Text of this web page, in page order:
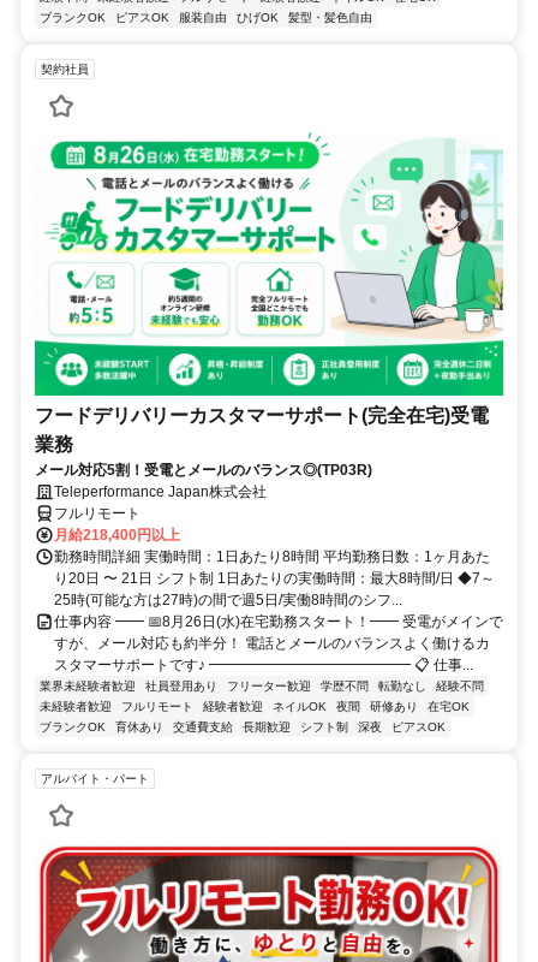
ブランクOK
ピアスOK 服装自由 ひげOK 髪型・髪色自由
契約社員
フードデリバリーカスタマーサポート(完全在宅)受電
業務
メール対応5割！受電とメールのバランス◎(TP03R)
Teleperformance Japan株式会社
フルリモート
月給218,400円以上
勤務時間詳細 実働時間：1日あたり8時間 平均勤務日数：1ヶ月あた
り20日 〜 21日 シフト制 1日あたりの実働時間：最大8時間/日 ◆7～
25時(可能な方は27時)の間で週5日/実働8時間のシフ...
仕事内容 ━━ 📅8月26日(水)在宅勤務スタート！━━ 受電がメインで
すが、メール対応も約半分！ 電話とメールのバランスよく働けるカ
スタマーサポートです♪ ━━━━━━━━━━━━━━ 📋 仕事...
業界未経験者歓迎 社員登用あり フリーター歓迎 学歴不問 転勤なし
経験不問
未経験者歓迎
フルリモート 経験者歓迎 ネイルOK 夜間 研修あり
在宅OK
ブランクOK
育休あり 交通費支給 長期歓迎 シフト制 深夜 ピアスOK
アルバイト・パート